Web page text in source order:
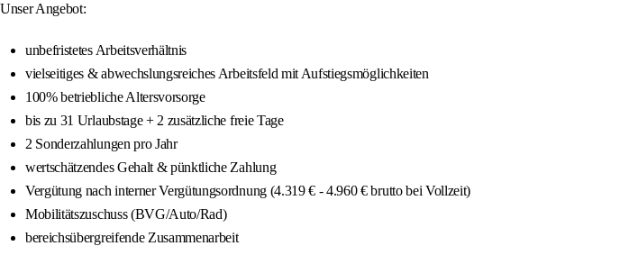
Unser Angebot:
unbefristetes Arbeitsverhältnis
vielseitiges & abwechslungsreiches Arbeitsfeld mit Aufstiegsmöglichkeiten
100% betriebliche Altersvorsorge
bis zu 31 Urlaubstage + 2 zusätzliche freie Tage
2 Sonderzahlungen pro Jahr
wertschätzendes Gehalt & pünktliche Zahlung
Vergütung nach interner Vergütungsordnung (4.319 € - 4.960 € brutto bei Vollzeit)
Mobilitätszuschuss (BVG/Auto/Rad)
bereichsübergreifende Zusammenarbeit